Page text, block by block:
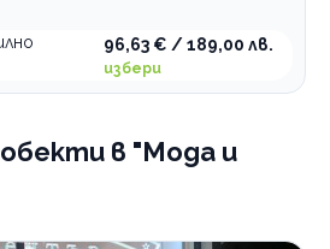
96,63 € / 189,00 лв.
избери
обекти в "Мода и